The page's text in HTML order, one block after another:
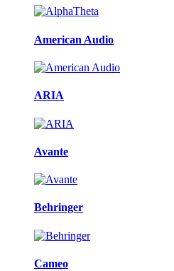
American Audio
ARIA
Avante
Behringer
Cameo